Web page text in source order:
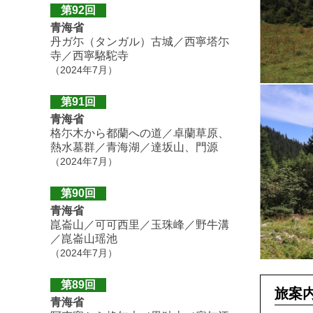
旅案
第92回
青海省
丹ガ尓（タンガル）古城／西寧塔尓
寺／西寧駱駝寺
（2024年7月）
第91回
青海省
格尓木から都蘭への道／卓蘭草原、
熱水墓群／青海湖／達坂山、門源
（2024年7月）
第90回
青海省
崑崙山／可可西里／玉珠峰／野牛溝
／崑崙山瑶池
（2024年7月）
第89回
青海省